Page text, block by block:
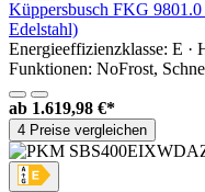
Küppersbusch FKG
Edelstahl)
Energieeffizienzklasse: E ·
Funktionen: NoFrost,
ab 1.619,98 €*
4 Preise vergleichen